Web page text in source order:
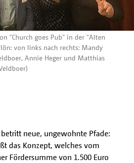
"Church goes Pub" in der "Alten
von links nach rechts: Mandy
Annie Heger und Matthias
neue, ungewohnte Pfade:
das Konzept, welches vom
Fördersumme von 1.500 Euro